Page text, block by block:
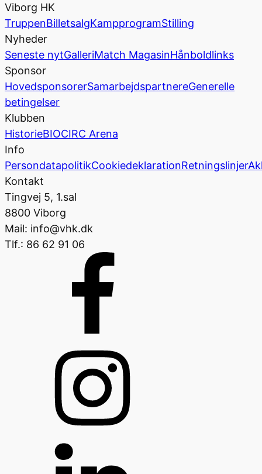
Viborg HK
TruppenBilletsalgKampprogramStilling
Nyheder
Seneste nytGalleriMatch MagasinHånboldlinks
Sponsor
HovedsponsorerSamarbejdspartnereGenerelle
betingelser
Klubben
HistorieBIOCIRC Arena
Info
PersondatapolitikCookiedeklarationRetningslinjer
Kontakt
Tingvej 5, 1.sal
8800 Viborg
Mail: info@vhk.dk
Tlf.: 86 62 91 06